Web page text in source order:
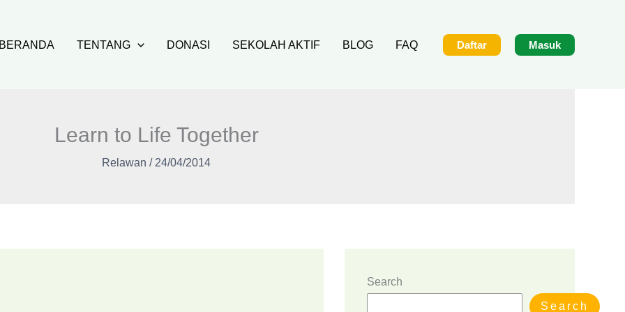
BERANDA TENTANG DONASI SEKOLAH AKTIF BLOG FAQ Daftar Masuk
Learn to Life Together
Relawan / 24/04/2014
Search
Search